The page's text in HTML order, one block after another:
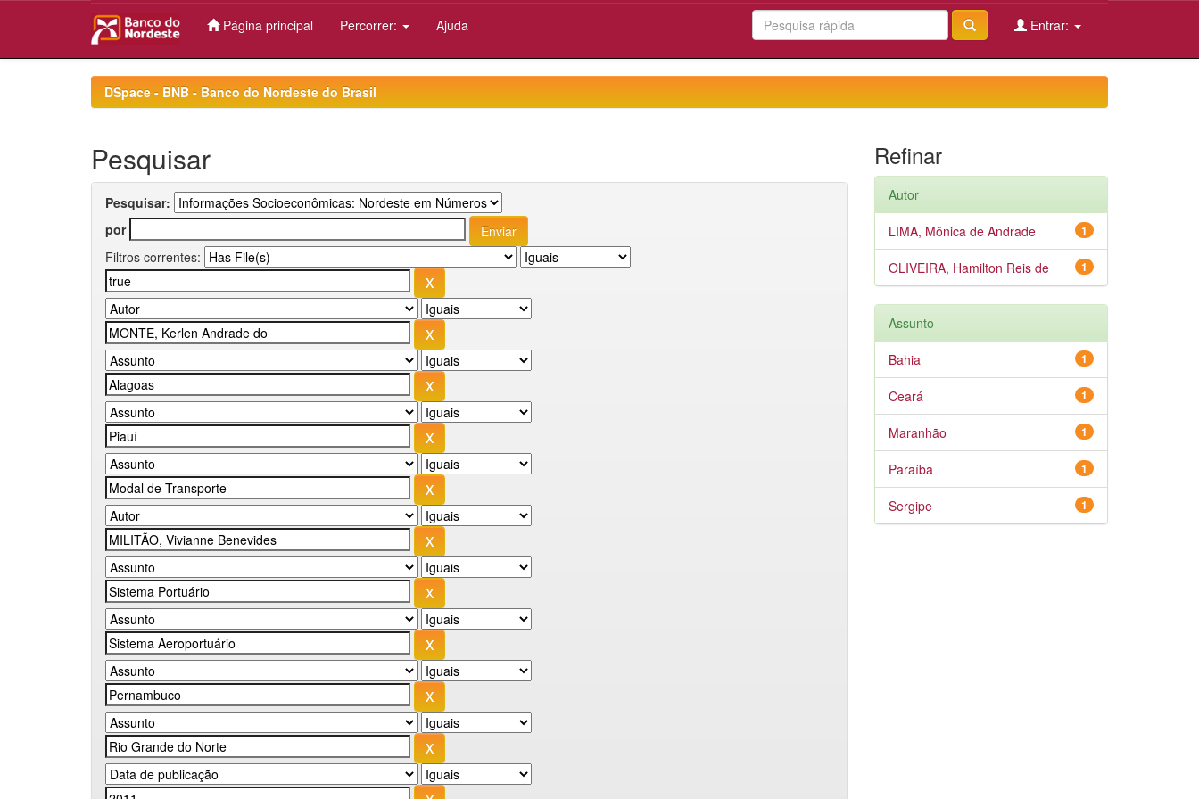
Página principal Percorrer: Ajuda Entrar:
DSpace - BNB - Banco do Nordeste do Brasil
Pesquisar
Pesquisar:
por
Filtros correntes:
Refinar
Autor
1
LIMA, Mônica de Andrade
1
OLIVEIRA, Hamilton Reis de
Assunto
1
Bahia
1
Ceará
1
Maranhão
1
Paraíba
1
Sergipe